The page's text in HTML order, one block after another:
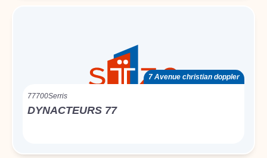
7 Avenue christian doppler
77700Serris
DYNACTEURS 77